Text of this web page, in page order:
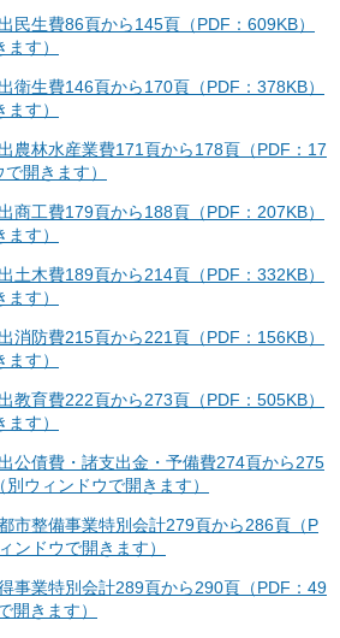
民生費86頁から145頁（PDF：609KB）
す）
衛生費146頁から170頁（PDF：378KB）
す）
農林水産業費171頁から178頁（PDF：17
開きます）
商工費179頁から188頁（PDF：207KB）
す）
土木費189頁から214頁（PDF：332KB）
す）
消防費215頁から221頁（PDF：156KB）
す）
教育費222頁から273頁（PDF：505KB）
す）
公債費・諸支出金・予備費274頁から275
ウィンドウで開きます）
市整備事業特別会計279頁から286頁（P
ンドウで開きます）
事業特別会計289頁から290頁（PDF：49
開きます）